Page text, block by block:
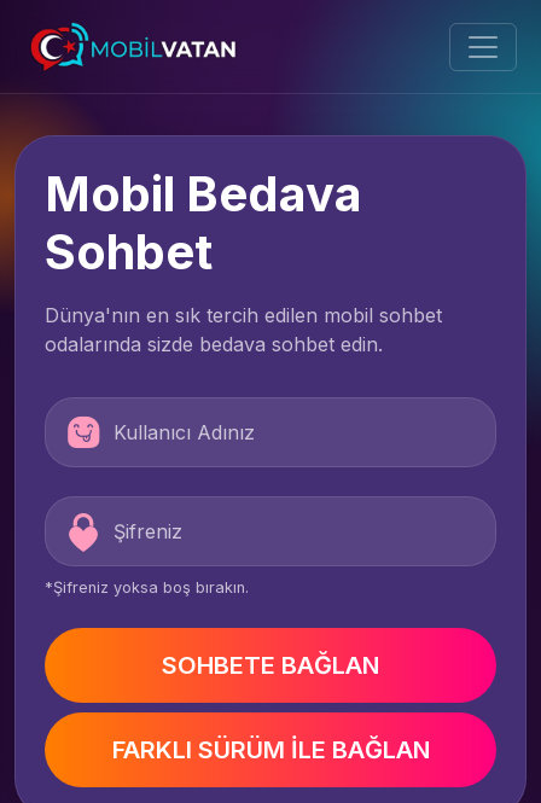
Mobil Bedava
Sohbet
Dünya'nın en sık tercih edilen mobil sohbet
odalarında sizde bedava sohbet edin.
*Şifreniz yoksa boş bırakın.
SOHBETE BAĞLAN
FARKLI SÜRÜM İLE BAĞLAN